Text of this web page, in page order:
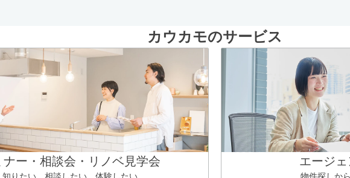
カウカモのサービス
ナー・相談会・リノベ見学会 エージ